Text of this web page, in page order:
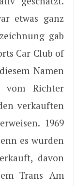
etwas ganz
gab
Car Club of
Namen
vom Richter
verkauften
1969
es wurden
davon
Trans Am